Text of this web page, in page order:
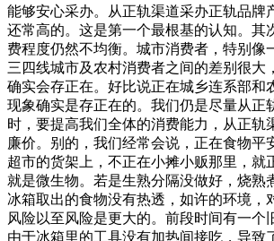
能够安心采办。从正轨渠道采办正轨品牌
还常高的。这是第一个最根基的认知。其
费程度仍然不均衡。城市消费者，特别像
三四线城市及农村消费者之间的差别很大
确实会存正在。好比说正在城乡连系部和
现象确实是存正在的。我们仍是尽量从正
时，要提高我们全体的消费能力，从正轨
廉价。别的，我们经常会说，正在食物平
超市的货架上，不正在小摊小贩那里，就
就是微生物。若是生熟分隔没做好，烧熟
冰箱取出的食物没有热透，如许的环境，
风险以至风险是更大的。前段时间有一个
由于冰箱里的工具没有加热间接吃，导致